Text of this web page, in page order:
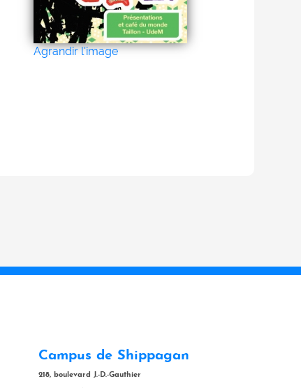
Agrandir l'image
Campus de Shippagan
218, boulevard J.-D.-Gauthier